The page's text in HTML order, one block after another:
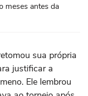
meses antes da
sua própria
justificar a
Ele lembrou